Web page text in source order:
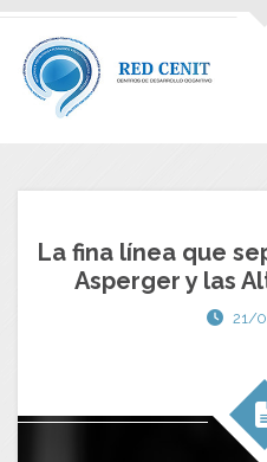
La fina línea que
Asperger y las
21/